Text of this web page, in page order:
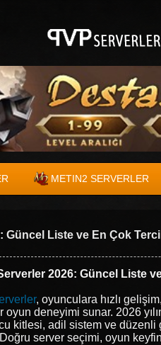
METIN2 SERVERLER
Güncel Liste ve En Çok
2026: Güncel Liste
, oyunculara hızlı
deneyimi sunar. 2026
kitlesi, adil sistem ve düzenli
server seçimi, oyun